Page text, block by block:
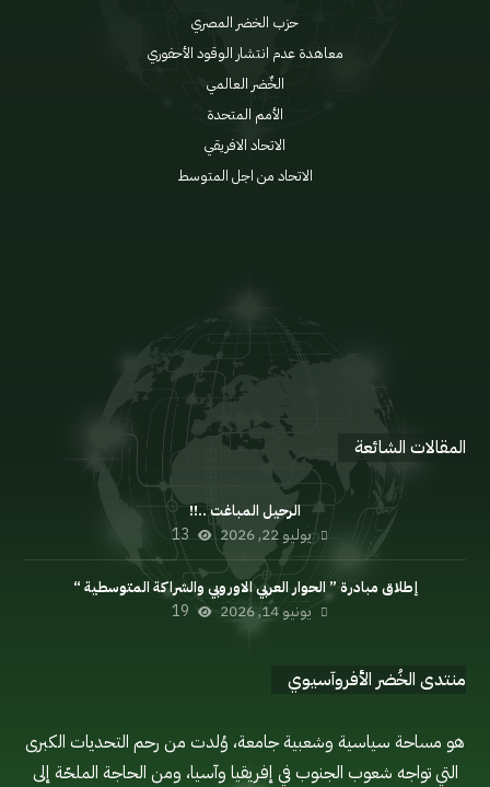
حزب الخضر المصري
معاهدة عدم انتشار الوقود الأحفوري
الخٌضر العالمي
الأمم المتحدة
الاتحاد الافريقي
الاتحاد من اجل المتوسط
مدونة السلوك
المقالات الشائعة
الرحيل المباغت ..!!
يوليو 22, 2026 13
إطلاق مبادرة ” الحوار العربي الاوروبي والشراكة المتوسطية “
يونيو 14, 2026 19
منتدى الخُضر الأفروآسيوي
هو مساحة سياسية وشعبية جامعة، وُلدت من رحم التحديات الكبرى
التي تواجه شعوب الجنوب في إفريقيا وآسيا، ومن الحاجة الملحّة إلى